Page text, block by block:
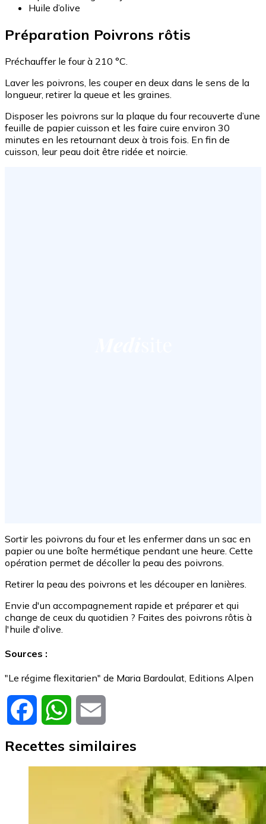
Huile d’olive
Préparation Poivrons rôtis
Préchauffer le four à 210 °C.
Laver les poivrons, les couper en deux dans le sens de la
longueur, retirer la queue et les graines.
Disposer les poivrons sur la plaque du four recouverte d’une
feuille de papier cuisson et les faire cuire environ 30
minutes en les retournant deux à trois fois. En fin de
cuisson, leur peau doit être ridée et noircie.
Sortir les poivrons du four et les enfermer dans un sac en
papier ou une boîte hermétique pendant une heure. Cette
opération permet de décoller la peau des poivrons.
Retirer la peau des poivrons et les découper en lanières.
Envie d'un accompagnement rapide et préparer et qui
change de ceux du quotidien ? Faites des poivrons rôtis à
l'huile d'olive.
Sources :
"Le régime flexitarien" de Maria Bardoulat, Editions Alpen
Facebook WhatsApp
Recettes similaires